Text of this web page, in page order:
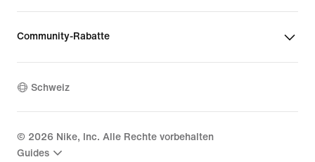
Community-Rabatte
Schweiz
© 2026 Nike, Inc. Alle Rechte vorbehalten
Guides